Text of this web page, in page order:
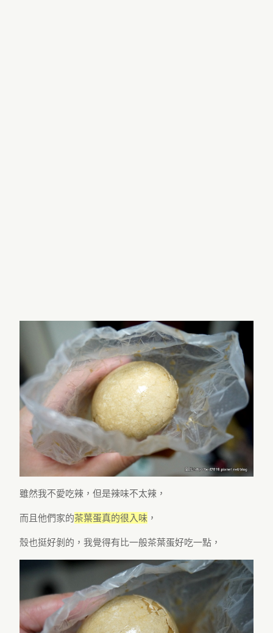
雖然我不愛吃辣，但是辣味不太辣，
而且他們家的茶葉蛋真的很入味 ，
殼也挺好剝的，我覺得有比一般茶葉蛋好吃一點，